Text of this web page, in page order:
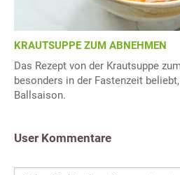
KRAUTSUPPE ZUM ABNEHMEN
Das Rezept von der Krautsuppe
besonders in der Fastenzeit
Ballsaison.
User Kommentare